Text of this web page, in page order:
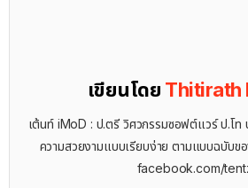
เขียนโดย Thitirath
เต้นท์ iMoD : ป.ตรี วิศวกรรมซอฟต์แวร์ ป.โท
ความสวยงามแบบเรียบง่าย ตามแบบฉบับ
facebook.com/